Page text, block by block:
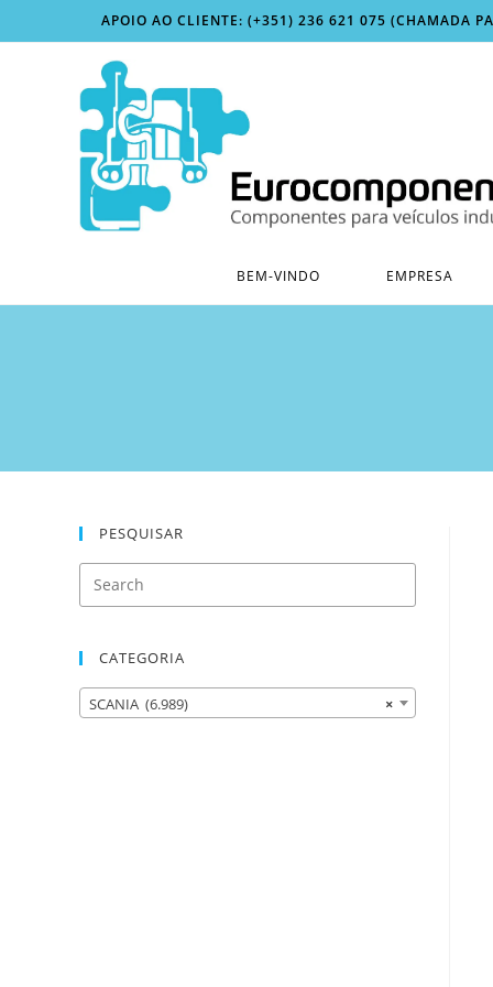
to
APOIO AO CLIENTE: (+351) 236 621 075 (CHAMADA
BEM-VINDO EMPRESA
PESQUISAR
CATEGORIA
×
SCANIA (6.989)